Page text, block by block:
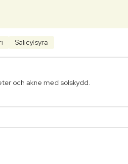
Salicylsyra
och akne med solskydd.